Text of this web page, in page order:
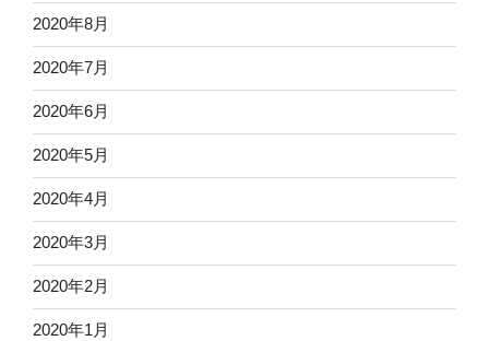
2020年8月
2020年7月
2020年6月
2020年5月
2020年4月
2020年3月
2020年2月
2020年1月